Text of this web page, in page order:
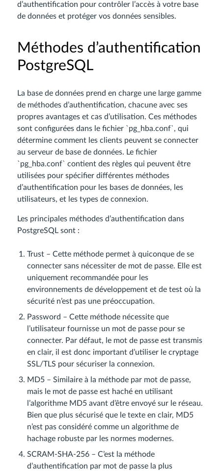
d’authentification pour contrôler l’accès à votre base
de données et protéger vos données sensibles.
Méthodes d’authentification
PostgreSQL
La base de données prend en charge une large gamme
de méthodes d’authentification, chacune avec ses
propres avantages et cas d’utilisation. Ces méthodes
sont configurées dans le fichier `pg_hba.conf`, qui
détermine comment les clients peuvent se connecter
au serveur de base de données. Le fichier
`pg_hba.conf` contient des règles qui peuvent être
utilisées pour spécifier différentes méthodes
d’authentification pour les bases de données, les
utilisateurs, et les types de connexion.
Les principales méthodes d’authentification dans
PostgreSQL sont :
Trust – Cette méthode permet à quiconque de se
connecter sans nécessiter de mot de passe. Elle est
uniquement recommandée pour les
environnements de développement et de test où la
sécurité n’est pas une préoccupation.
Password – Cette méthode nécessite que
l’utilisateur fournisse un mot de passe pour se
connecter. Par défaut, le mot de passe est transmis
en clair, il est donc important d’utiliser le cryptage
SSL/TLS pour sécuriser la connexion.
MD5 – Similaire à la méthode par mot de passe,
mais le mot de passe est haché en utilisant
l’algorithme MD5 avant d’être envoyé sur le réseau.
Bien que plus sécurisé que le texte en clair, MD5
n’est pas considéré comme un algorithme de
hachage robuste par les normes modernes.
SCRAM-SHA-256 – C’est la méthode
d’authentification par mot de passe la plus